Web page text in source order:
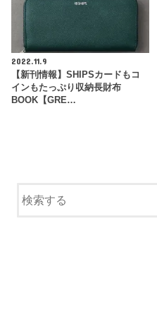
2022.11.9
【新刊情報】SHIPSカードもコ
インもたっぷり収納長財布
BOOK【GRE…